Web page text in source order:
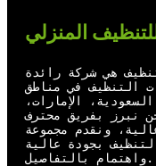
t
e
r
u
b
e
o
o
k
e
d
I
n
المنزلي
هي شركة رائدة
التنظيف في مناطق
الإمارات،
نبرز بفريق محترف
ونقدم مجموعة
بجودة عالية
واهتمام بالتفاصيل.